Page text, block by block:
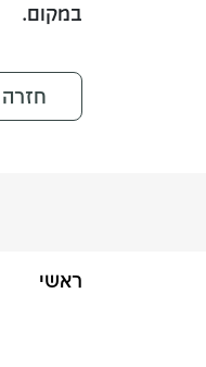
במקום.
חזרה
ראשי